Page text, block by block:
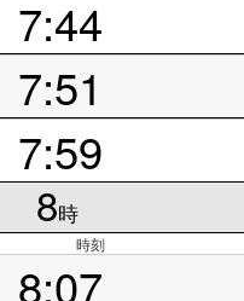
7:44
7:51
7:59
8時
時刻
8:07